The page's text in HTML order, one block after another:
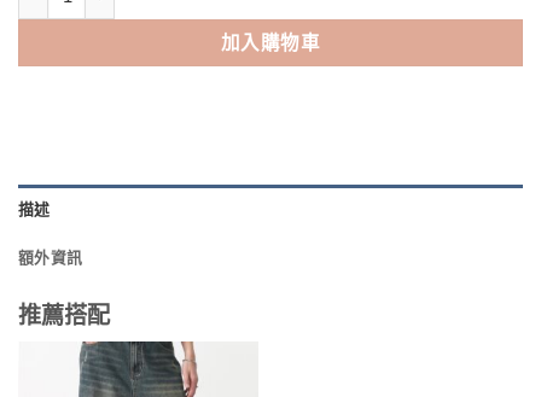
加入購物車
描述
額外資訊
推薦搭配